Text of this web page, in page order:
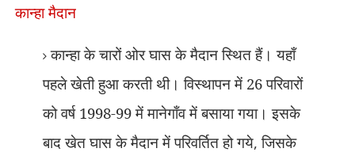
कान्हा मैदान
कान्हा के चारों ओर घास के मैदान स्थित हैं। यहाँ
पहले खेती हुआ करती थी। विस्थापन में 26 परिवारों
को वर्ष 1998-99 में मानेगाँव में बसाया गया। इसके
बाद खेत घास के मैदान में परिवर्तित हो गये,जिसके